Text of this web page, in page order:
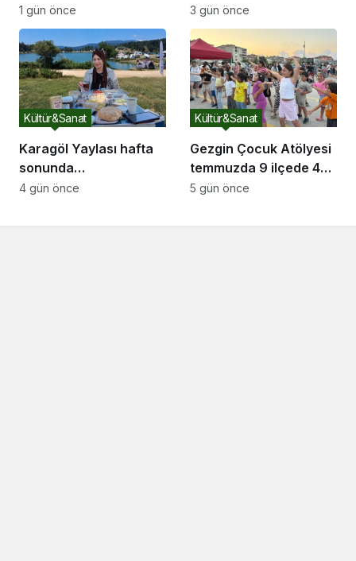
Keşfediyorlar
1 gün önce
Tuvalet Binlerce
Ziyaretçiye Yetmiyor
3 gün önce
Karagöl Yaylası hafta
sonunda
doğaseverlerin akınına
Kültür&Sanat
4 gün önce
Gezgin Çocuk Atölyesi
temmuzda 9 ilçede 4
bini aşkın çocuğun
Kültür&Sanat
5 gün önce